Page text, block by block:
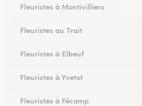
Fleuristes à Montivilliers
Fleuristes au Trait
Fleuristes à Elbeuf
Fleuristes à Yvetot
Fleuristes à Fécamp